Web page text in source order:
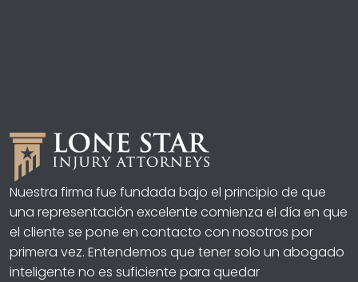
Nuestra firma fue fundada bajo el principio de que
una representación excelente comienza el día en que
el cliente se pone en contacto con nosotros por
primera vez. Entendemos que tener solo un abogado
inteligente no es suficiente para quedar